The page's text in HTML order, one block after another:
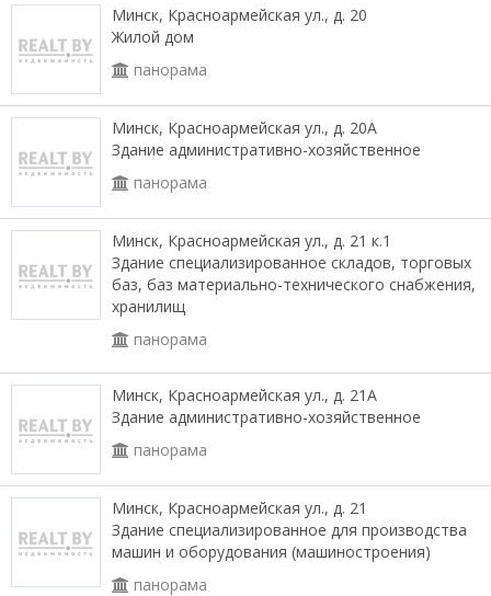
Минск, Красноармейская ул., д. 20
Жилой дом
панорама
Минск, Красноармейская ул., д. 20А
Здание административно-хозяйственное
панорама
Минск, Красноармейская ул., д. 21 к.1
Здание специализированное складов, торговых
баз, баз материально-технического снабжения,
хранилищ
панорама
Минск, Красноармейская ул., д. 21А
Здание административно-хозяйственное
панорама
Минск, Красноармейская ул., д. 21
Здание специализированное для производства
машин и оборудования (машиностроения)
панорама